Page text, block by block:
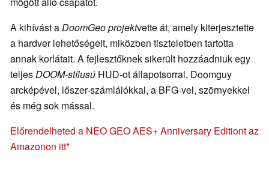
A kihívást aDoomGeo projektvette át, amely kiterjesztette
a hardver lehetőségeit, miközben tiszteletben tartotta
annak korlátait. A fejlesztőknek sikerült hozzáadniuk egy
teljesDOOM-stílusú HUD-ot állapotsorral, Doomguy
arcképével, lőszer-számlálókkal, a BFG-vel, szörnyekkel
és még sok mással.
Előrendelheted a NEO GEO AES+ Anniversary Editiont az
Amazonon itt